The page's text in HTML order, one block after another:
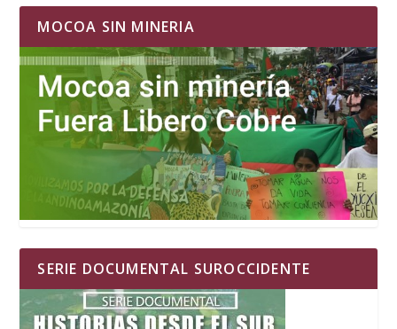
MOCOA SIN MINERIA
SERIE DOCUMENTAL SUROCCIDENTE